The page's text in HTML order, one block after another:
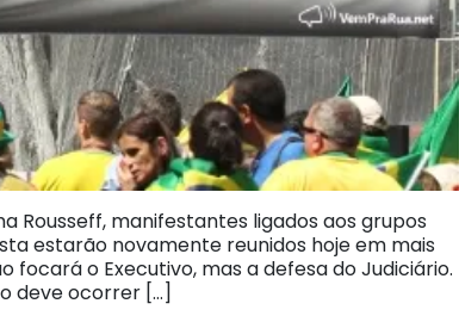
Rousseff, manifestantes ligados aos grupos
estarão novamente reunidos hoje em mais
focará o Executivo, mas a defesa do Judiciário.
deve ocorrer […]